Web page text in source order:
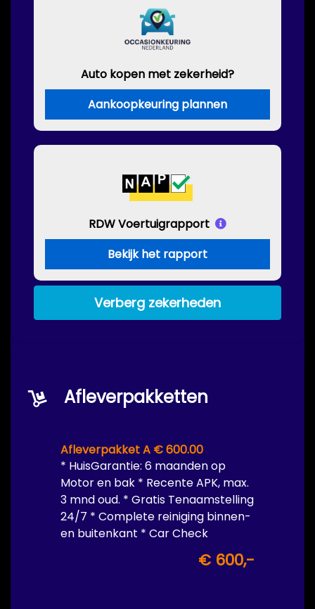
Auto kopen met zekerheid?
Aankoopkeuring plannen
RDW Voertuigrapport
Bekijk het rapport
Verberg zekerheden
Afleverpakketten
Afleverpakket A € 600.00
* HuisGarantie: 6 maanden op
Motor en bak * Recente APK, max.
3 mnd oud. * Gratis Tenaamstelling
24/7 * Complete reiniging binnen-
en buitenkant * Car Check
€ 600,-